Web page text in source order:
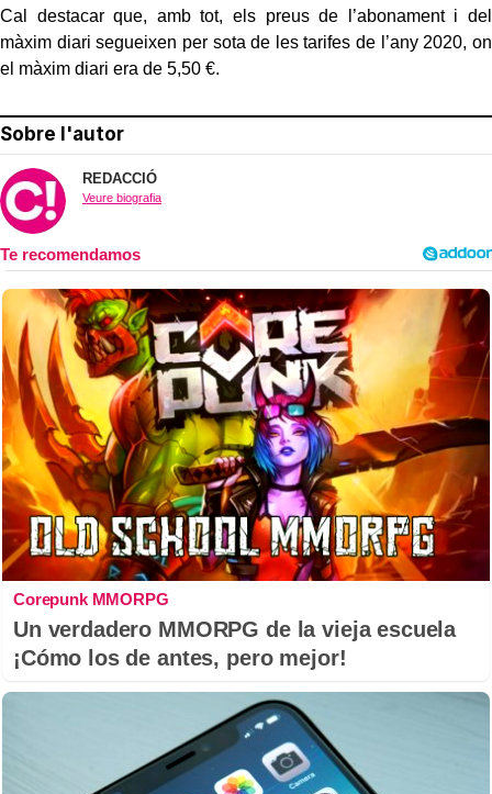
Cal destacar que, amb tot, els preus de l’abonament i del
màxim diari segueixen per sota de les tarifes de l’any 2020, on
el màxim diari era de 5,50 €.
Sobre l'autor
REDACCIÓ
Veure biografia
Corepunk MMORPG
Un verdadero MMORPG de la vieja escuela
¡Cómo los de antes, pero mejor!